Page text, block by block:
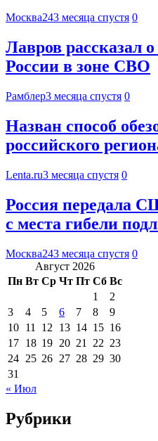
Москва243 месяца спустя 0
Лавров рассказал
России в зоне СВО
Рамблер3 месяца спустя 0
Назван способ
российского
Lenta.ru3 месяца спустя 0
Россия передала
с места гибели
Москва243 месяца спустя 0
Август 2026
Пн Вт Ср Чт Пт Сб Вс
1
2
3
4 5 6 7 8
9
10 11 12 13 14 15 16
17 18 19 20 21 22 23
24 25 26 27 28 29 30
31
« Июл
Рубрики